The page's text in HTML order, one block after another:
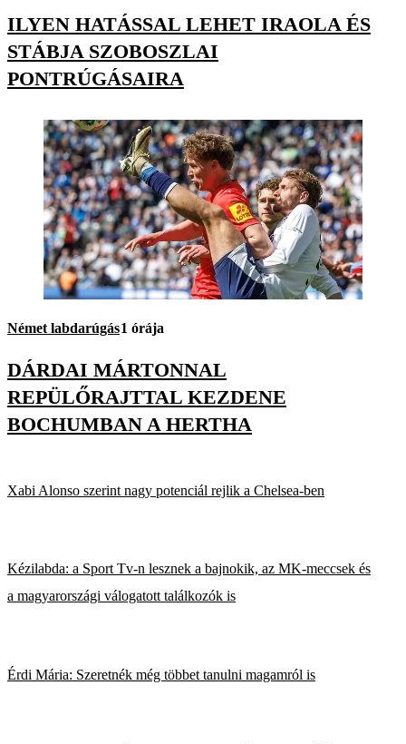
ILYEN HATÁSSAL LEHET IRAOLA ÉS
STÁBJA SZOBOSZLAI
PONTRÚGÁSAIRA
Német labdarúgás1 órája
DÁRDAI MÁRTONNAL
REPÜLŐRAJTTAL KEZDENE
BOCHUMBAN A HERTHA
Xabi Alonso szerint nagy potenciál rejlik a Chelsea-ben
Kézilabda: a Sport Tv-n lesznek a bajnokik, az MK-meccsek és
a magyarországi válogatott találkozók is
Érdi Mária: Szeretnék még többet tanulni magamról is